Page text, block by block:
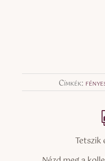
Címkék:
Tetszik